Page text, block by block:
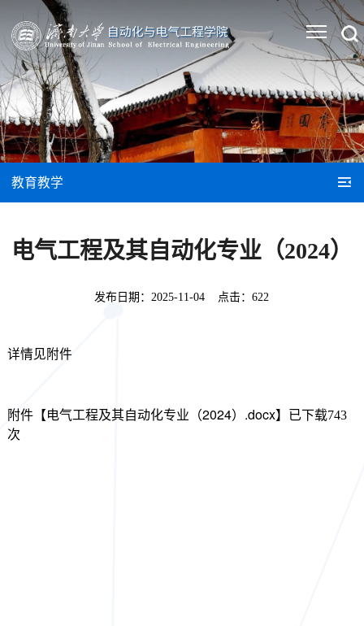
教育教学
电气工程及其自动化专业（2024）
发布日期：2025-11-04 点击：622
详情见附件
附件【电气工程及其自动化专业（2024）.docx】已下载743
次